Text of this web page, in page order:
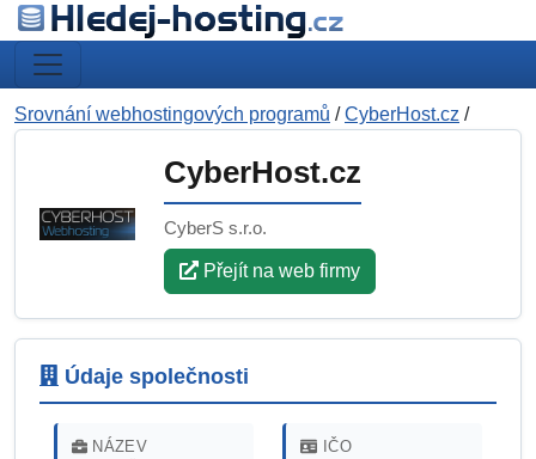
Srovnání webhostingových programů /CyberHost.cz /
CyberHost.cz
CyberS s.r.o.
Přejít na web firmy
Údaje společnosti
NÁZEV
IČO